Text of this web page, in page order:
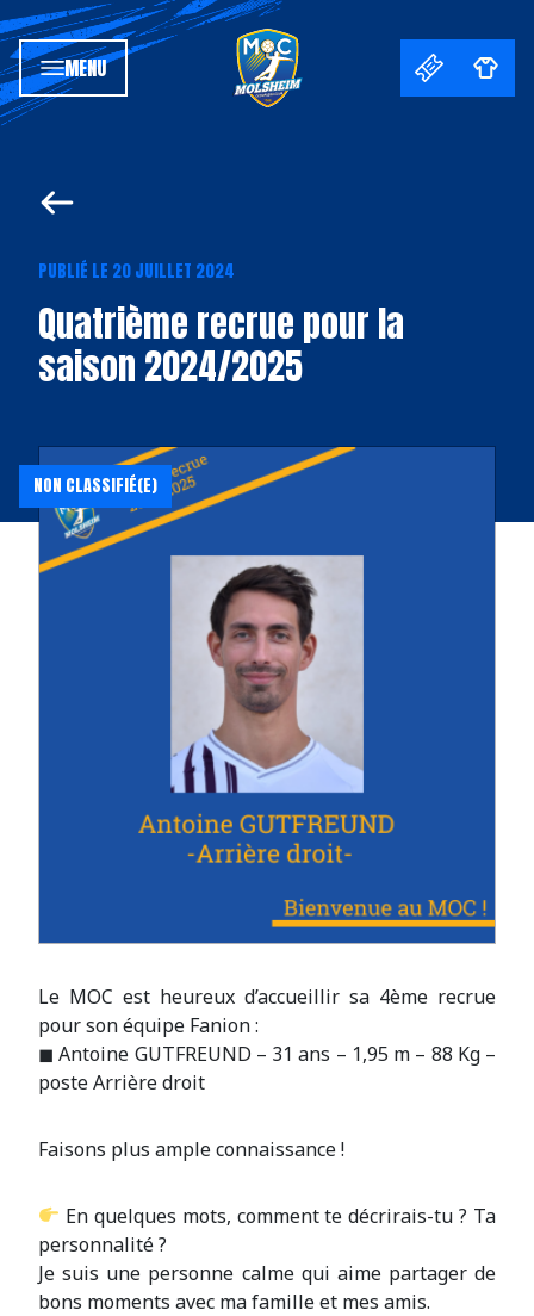
MENU
PUBLIÉ LE 20 JUILLET 2024
Quatrième recrue pour la
saison 2024/2025
NON CLASSIFIÉ(E)
Le MOC est heureux d’accueillir sa 4ème recrue
pour son équipe Fanion :
◼ Antoine GUTFREUND – 31 ans – 1,95 m – 88 Kg –
poste Arrière droit
Faisons plus ample connaissance !
En quelques mots, comment te décrirais-tu ? Ta
personnalité ?
Je suis une personne calme qui aime partager de
bons moments avec ma famille et mes amis.